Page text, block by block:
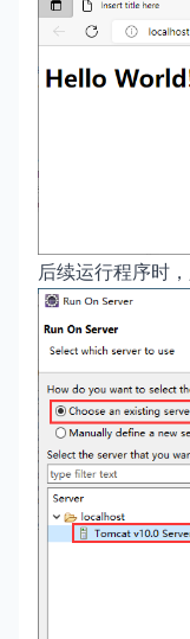
后续运行程序时